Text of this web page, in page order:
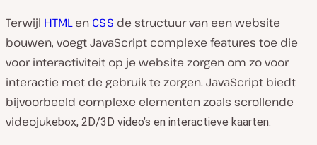
Terwijl HTMLen CSS de structuur van een website
bouwen, voegt JavaScript complexe features toe die
voor interactiviteit op je website zorgen om zo voor
interactie met de gebruik te zorgen. JavaScript biedt
bijvoorbeeld complexe elementen zoals scrollende
videojukebox, 2D/3D video’s en interactieve kaarten.